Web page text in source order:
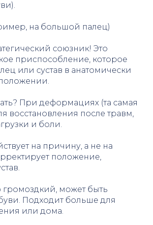
на большой палец)
союзник! Это
приспособление, которое
или сустав в анатомически
При деформациях (та самая
восстановления после травм,
и боли.
на причину, а не на
положение,
громоздкий, может быть
Подходит больше для
или дома.